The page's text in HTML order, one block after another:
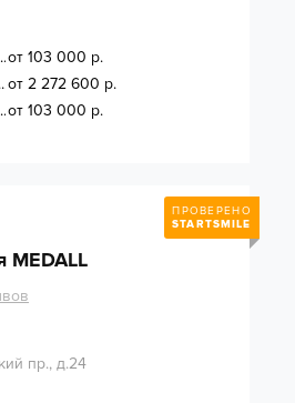
от 103 000 р.
от 2 272 600 р.
от 103 000 р.
ПРОВЕРЕНО
STARTSMILE
MEDALL
пр., д.24